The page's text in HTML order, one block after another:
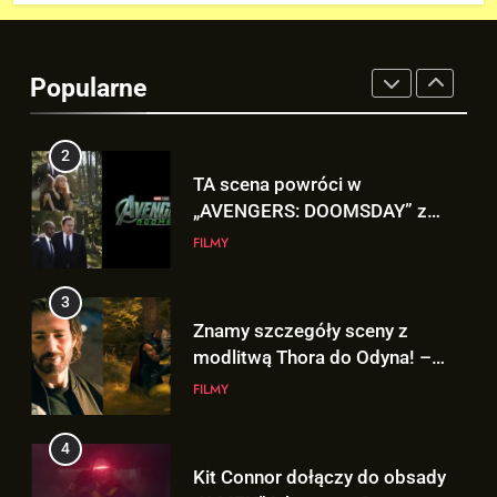
Popularne
2
„AVENGERS: DOOMSDAY” z
Pepper Potts w roli głównej!
3
Znamy szczegóły sceny z
modlitwą Thora do Odyna! –
„AVENGERS: DOOMSDAY”
FILMY
4
Kit Connor dołączy do obsady
„X-MEN” jako nowy Scott
Summers!
NEWSY
5
Tom Holland napisał list do